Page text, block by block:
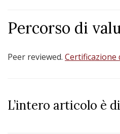
Percorso di
Peer reviewed. Certificazione
L’intero articolo è